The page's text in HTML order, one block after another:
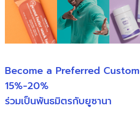
Become a Preferred
15%-20%
ร่วมเป็นพันธมิตรกับยูซานา